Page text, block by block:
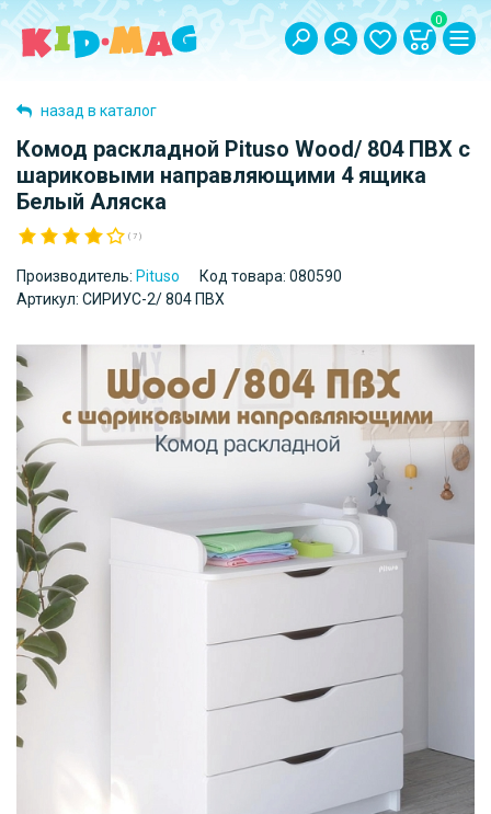
0
назад в каталог
Комод раскладной Pituso Wood/ 804 ПВХ с
шариковыми направляющими 4 ящика
Белый Аляска
( 7 )
Производитель: Pituso Код товара: 080590
Артикул: СИРИУС-2/ 804 ПВХ